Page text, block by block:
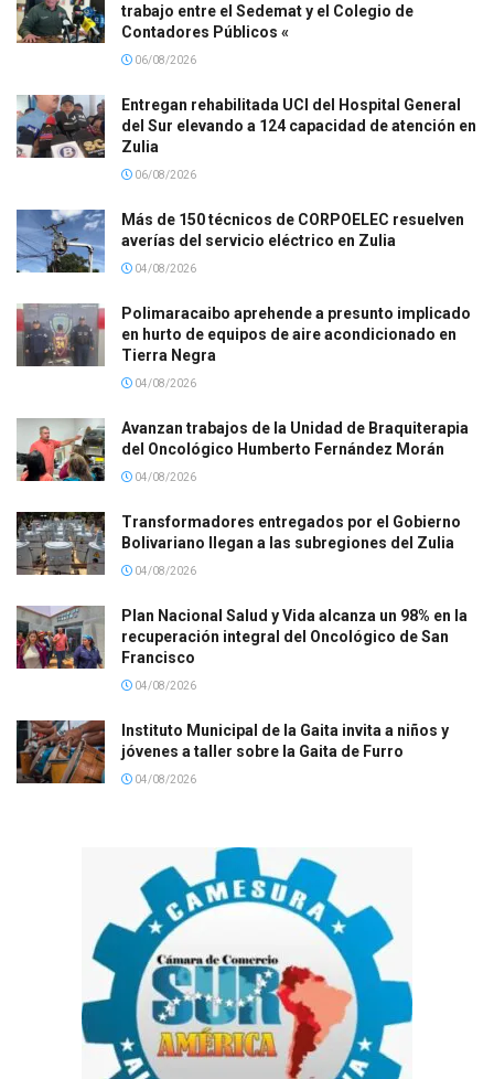
trabajo entre el Sedemat y el Colegio de
Contadores Públicos «
06/08/2026
Entregan rehabilitada UCI del Hospital General
del Sur elevando a 124 capacidad de atención en
Zulia
06/08/2026
Más de 150 técnicos de CORPOELEC resuelven
averías del servicio eléctrico en Zulia
04/08/2026
Polimaracaibo aprehende a presunto implicado
en hurto de equipos de aire acondicionado en
Tierra Negra
04/08/2026
Avanzan trabajos de la Unidad de Braquiterapia
del Oncológico Humberto Fernández Morán
04/08/2026
Transformadores entregados por el Gobierno
Bolivariano llegan a las subregiones del Zulia
04/08/2026
Plan Nacional Salud y Vida alcanza un 98% en la
recuperación integral del Oncológico de San
Francisco
04/08/2026
Instituto Municipal de la Gaita invita a niños y
jóvenes a taller sobre la Gaita de Furro
04/08/2026